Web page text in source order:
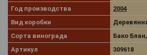
Год производства
2004
Вид коробки
Сорта винограда
Бако
Артикул
309618